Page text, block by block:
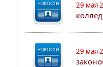
29 мая
29 мая